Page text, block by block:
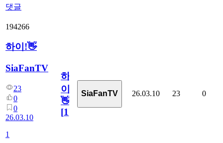
댓글
194266
하이!👋
SiaFanTV
23
0
0
26.03.10
1
하
이!
👋
[1]
SiaFanTV 26.03.10 23 0